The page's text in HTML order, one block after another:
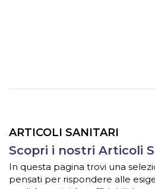
ARTICOLI SANITARI
Scopri i nostri Articoli
In questa pagina trovi una
pensati per rispondere alle